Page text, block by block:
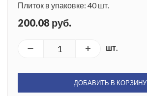
Плиток в упаковке: 40 шт.
200.08 руб.
шт.
ДОБАВИТЬ В КОРЗИНУ